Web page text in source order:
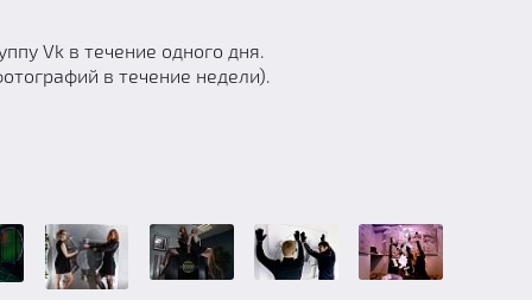
Vk в течение одного дня.
в течение недели).